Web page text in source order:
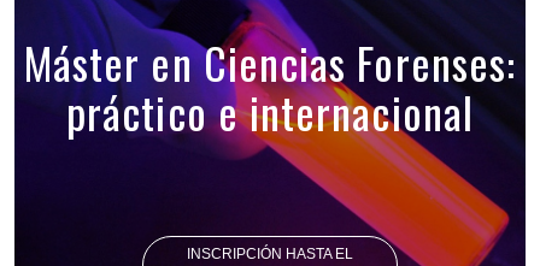
Máster en Ciencias Forenses:
práctico e internacional
INSCRIPCIÓN HASTA EL